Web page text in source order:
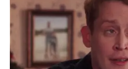
(foto:
Hal itu selalu didengarnya setiap
tersebut. Benar-benar suatu mimpi
yang benar-benar tidak